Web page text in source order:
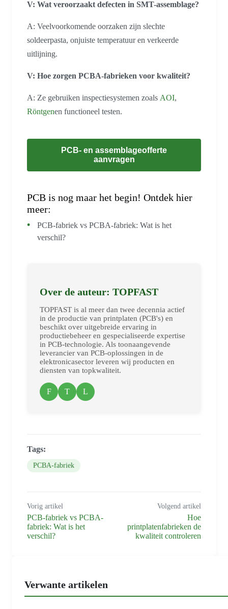
V: Wat veroorzaakt defecten in SMT-assemblage?
A: Veelvoorkomende oorzaken zijn slechte
soldeerpasta, onjuiste temperatuur en verkeerde
uitlijning.
V: Hoe zorgen PCBA-fabrieken voor kwaliteit?
A: Ze gebruiken inspectiesystemen zoals AOI,
Röntgenen functioneel testen.
PCB- en assemblageofferte
aanvragen
PCB is nog maar het begin! Ontdek hier
meer:
PCB-fabriek vs PCBA-fabriek: Wat is het
verschil?
Over de auteur: TOPFAST
TOPFAST is al meer dan twee decennia actief
in de productie van printplaten (PCB's) en
beschikt over uitgebreide ervaring in
productiebeheer en gespecialiseerde expertise
in PCB-technologie. Als toonaangevende
leverancier van PCB-oplossingen in de
elektronicasector leveren wij producten en
diensten van topkwaliteit.
F T L
Tags:
PCBA-fabriek
Vorig artikel
PCB-fabriek vs PCBA-
fabriek: Wat is het
verschil?
Volgend artikel
Hoe
printplatenfabrieken de
kwaliteit controleren
Verwante artikelen